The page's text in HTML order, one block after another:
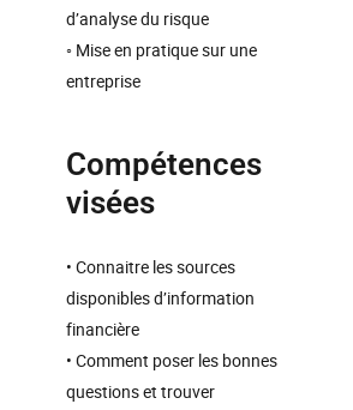
d’analyse du risque
◦ Mise en pratique sur une
entreprise
Compétences
visées
• Connaitre les sources
disponibles d’information
financière
• Comment poser les bonnes
questions et trouver